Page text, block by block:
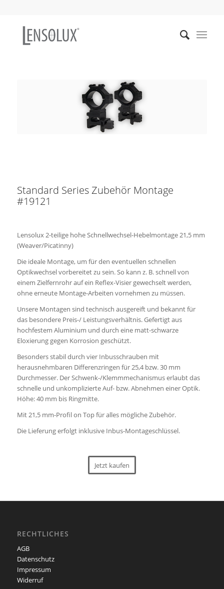
Standard Series Zubehör Montage
#19121
Lensolux 2-teilige hohe Schnellwechsel-Hebelmontage 21,5 mm
(Weaver/Picatinny)
Die ideale Montage, um für den eventuellen schnellen
Optikwechsel vorbereitet zu sein. So kann z. B. schnell von
einem Zielfernrohr auf ein Reflex-Visier gewechselt werden,
ohne erneute Montage-Arbeiten vornehmen zu müssen.
Unsere Montagen sind technisch ausgereift und bekannt für
das besondere Preis-/ Leistungsverhältnis. Gefertigt aus
hochfestem Aluminium und durch eine matt-schwarze
Eloxierung gegen Korrosion geschützt.
Besonders stabil durch vier Inbusschrauben mit
herausnehmbaren Differenzringen für 25,4 bzw. 30 mm
Durchmesser. Der Schwenk-/Klemmmechanismus erlaubt das
schnelle und unkomplizierte Auf- bzw. Abnehmen einer Optik.
Höhe: 40 mm bis Ringmitte.
Mit 21,5 mm-Profil on Top für alles mögliche Zubehör.
Die Lieferung erfolgt inklusive Inbus-Montageschlüssel.
Jetzt kaufen
RECHTLICHES
AGB
Datenschutz
Impressum
Widerruf